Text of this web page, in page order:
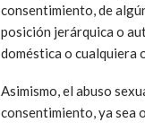
consentimiento, de
posición jerárquica o
doméstica o cualquiera
Asimismo, el abuso
consentimiento, ya sea